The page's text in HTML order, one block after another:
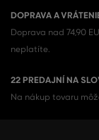
DOPRAVA A
Doprava nad 74,90
neplatíte.
22 PREDAJNÍ NA
Na nákup tovaru